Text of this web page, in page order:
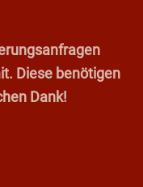
Diese benötigen
Dank!